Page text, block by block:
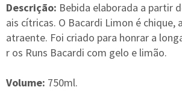
Descrição: Bebida elaborada a partir
ais cítricas. O Bacardi Limon é chique,
atraente. Foi criado para honrar a
r os Runs Bacardi com gelo e limão.
Volume: 750ml.